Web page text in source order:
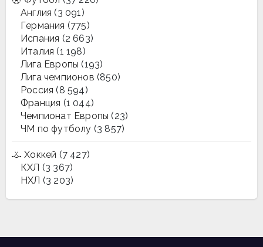
Англия (3 091)
Германия (775)
Испания (2 663)
Италия (1 198)
Лига Европы (193)
Лига чемпионов (850)
Россия (8 594)
Франция (1 044)
Чемпионат Европы (23)
ЧМ по футболу (3 857)
Хоккей (7 427)
КХЛ (3 367)
НХЛ (3 203)